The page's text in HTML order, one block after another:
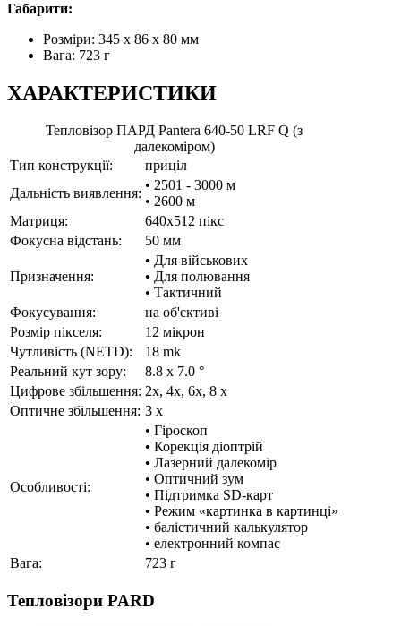
Габарити:
Розміри: 345 x 86 x 80 мм
Вага: 723 г
ХАРАКТЕРИСТИКИ
Тепловізор ПАРД Pantera 640-50 LRF Q (з
далекоміром)
Тип конструкції:
приціл
Дальність виявлення:
• 2501 - 3000 м
• 2600 м
Матриця:
640x512 пікс
Фокусна відстань:
50 мм
Призначення:
• Для військових
• Для полювання
• Тактичний
Фокусування:
на об'єктиві
Розмір пікселя:
12 мікрон
Чутливість (NETD):
18 mk
Реальний кут зору:
8.8 x 7.0 °
Цифрове збільшення: 2х, 4х, 6х, 8 x
Оптичне збільшення: 3 x
Особливості:
• Гіроскоп
• Корекція діоптрій
• Лазерний далекомір
• Оптичний зум
• Підтримка SD-карт
• Режим «картинка в картинці»
• балістичний калькулятор
• електронний компас
Вага:
723 г
Тепловізори PARD